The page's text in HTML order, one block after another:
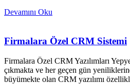
Devamını Oku
Firmalara Özel CRM Sistemi
Firmalara Özel CRM Yazılımları
çıkmakta ve her geçen gün
büyümekte olan CRM yazılımı